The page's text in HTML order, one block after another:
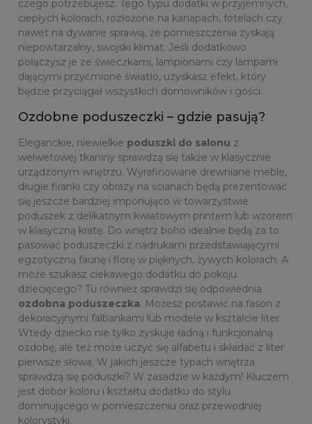
czego potrzebujesz. Tego typu dodatki w przyjemnych,
ciepłych kolorach, rozłożone na kanapach, fotelach czy
nawet na dywanie sprawią, że pomieszczenia zyskają
niepowtarzalny, swojski klimat. Jeśli dodatkowo
połączysz je ze świeczkami, lampionami czy lampami
dającymi przyćmione światło, uzyskasz efekt, który
będzie przyciągał wszystkich domowników i gości.
Ozdobne poduszeczki – gdzie pasują?
Eleganckie, niewielkie poduszki do salonu z
welwetowej tkaniny sprawdzą się także w klasycznie
urządzonym wnętrzu. Wyrafinowane drewniane meble,
długie firanki czy obrazy na ścianach będą prezentować
się jeszcze bardziej imponująco w towarzystwie
poduszek z delikatnym kwiatowym printem lub wzorem
w klasyczną kratę. Do wnętrz boho idealnie będą za to
pasować poduszeczki z nadrukami przedstawiającymi
egzotyczną faunę i florę w pięknych, żywych kolorach. A
może szukasz ciekawego dodatku do pokoju
dziecięcego? Tu również sprawdzi się odpowiednia
ozdobna poduszeczka. Możesz postawić na fason z
dekoracyjnymi falbankami lub modele w kształcie liter.
Wtedy dziecko nie tylko zyskuje ładną i funkcjonalną
ozdobę, ale też może uczyć się alfabetu i składać z liter
pierwsze słowa. W jakich jeszcze typach wnętrza
sprawdzą się poduszki? W zasadzie w każdym! Kluczem
jest dobór koloru i kształtu dodatku do stylu
dominującego w pomieszczeniu oraz przewodniej
kolorystyki.